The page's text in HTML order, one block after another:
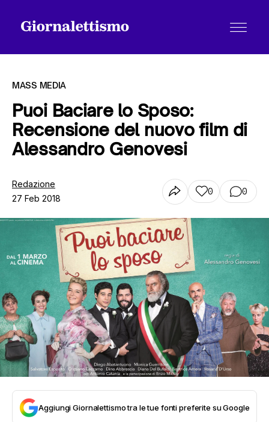
Tutti gli articoli
Chi siamo
Contatti
MASS MEDIA
Puoi Baciare lo Sposo:
Recensione del nuovo film di
Alessandro Genovesi
Redazione
27 Feb 2018
0 0
Aggiungi Giornalettismo tra le tue fonti preferite su Google